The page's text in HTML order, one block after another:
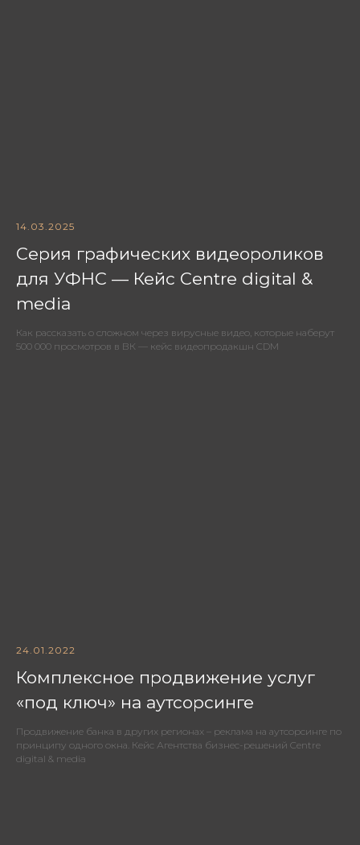
14.03.2025
Серия графических видеороликов
для УФНС — Кейс Centre digital &
media
Как рассказать о сложном через вирусные видео, которые наберут
500 000 просмотров в ВК — кейс видеопродакшн CDM
24.01.2022
Комплексное продвижение услуг
«под ключ» на аутсорсинге
Продвижение банка в других регионах – реклама на аутсорсинге по
принципу одного окна. Кейс Агентства бизнес-решений Centre
digital & media